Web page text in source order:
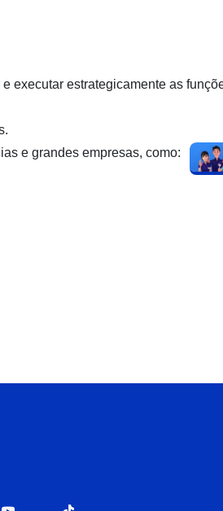
executar estrategicamente as
e grandes empresas, como: